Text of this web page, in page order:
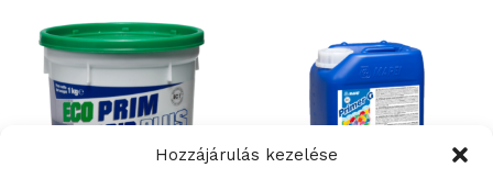
Hozzájárulás kezelése